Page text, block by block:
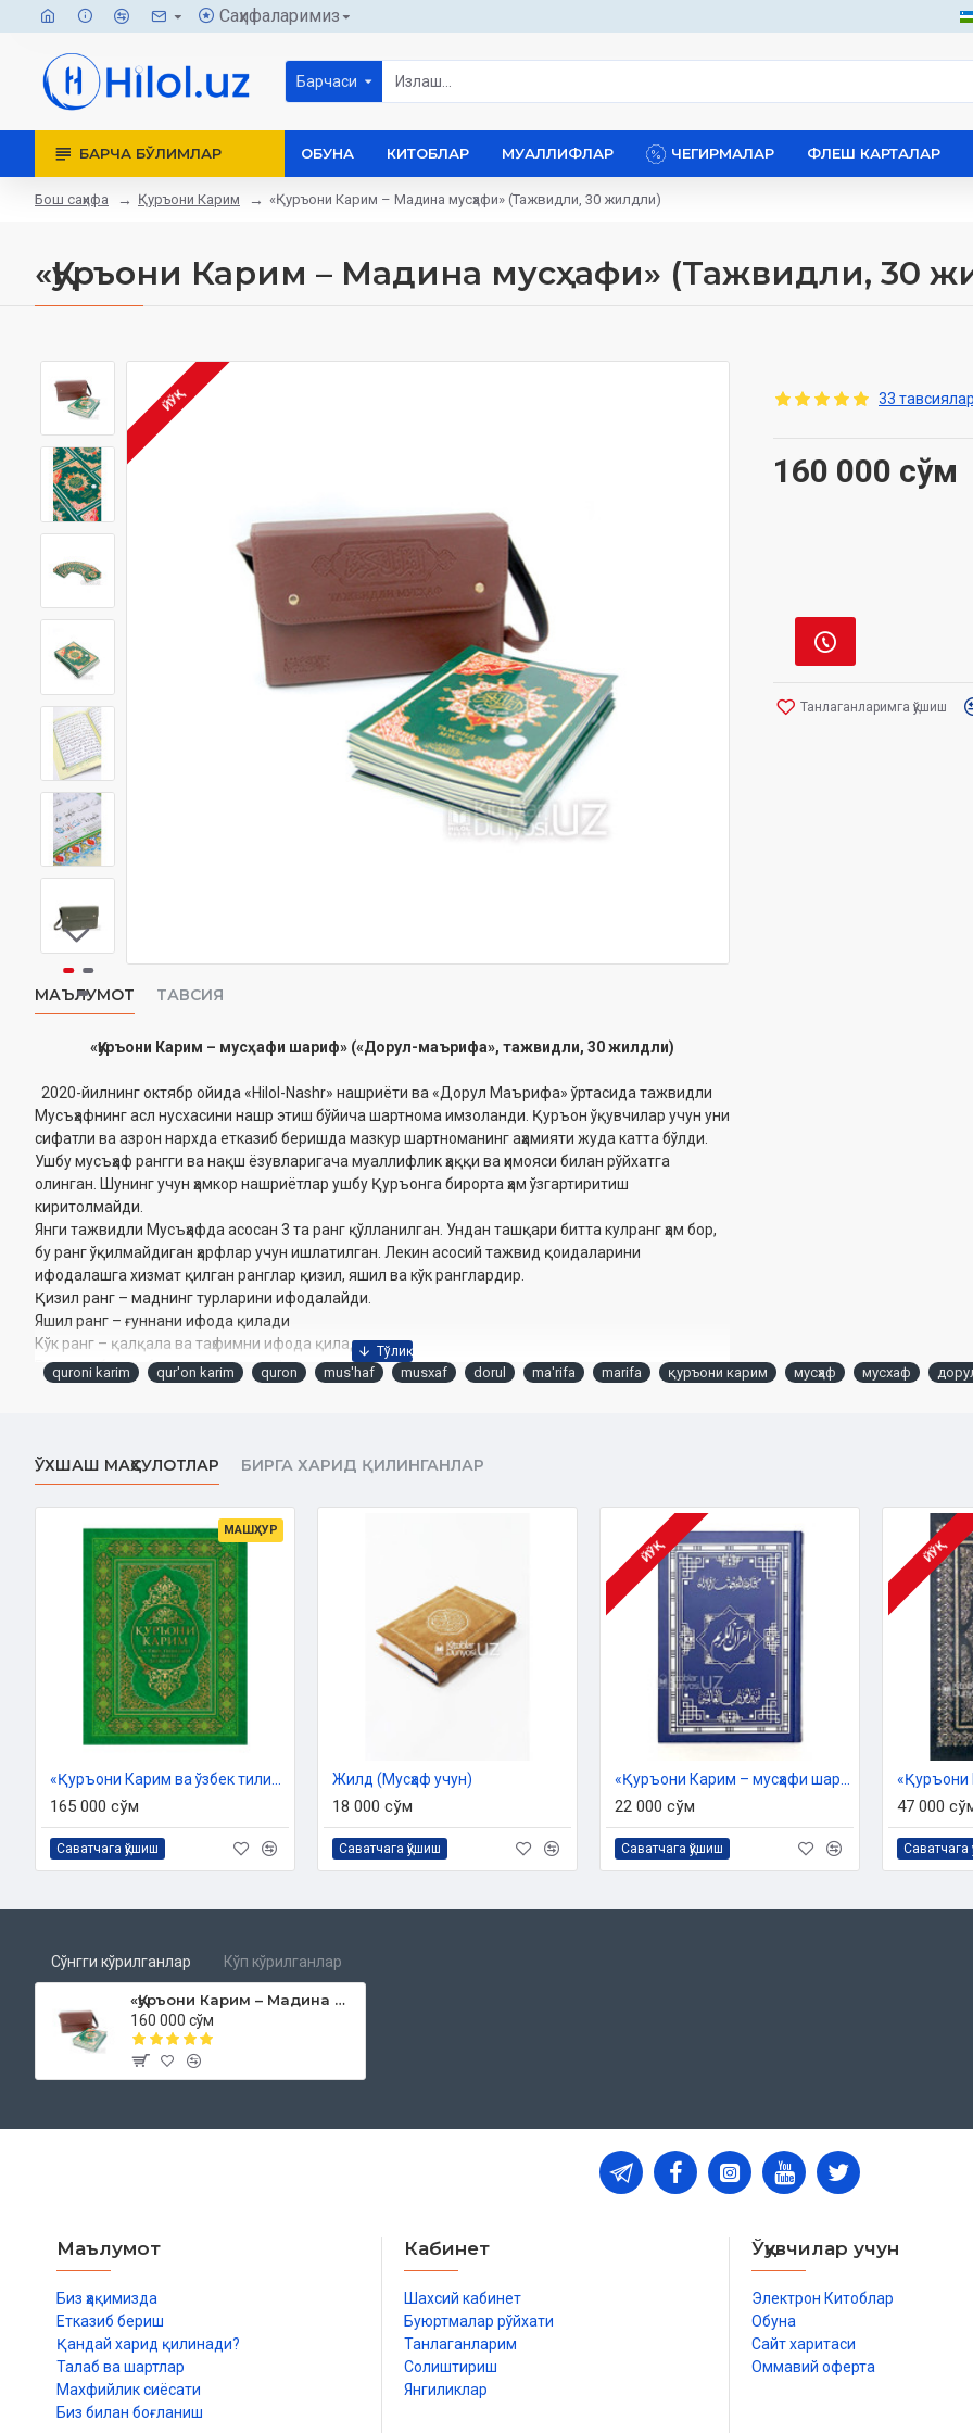
Саҳифаларимиз
Барчаси
БАРЧА БЎЛИМЛАР ОБУНА КИТОБЛАР МУАЛЛИФЛАР ЧЕГИРМАЛАР ФЛЕШ КАРТАЛАР
Бош саҳифа Қуръони Карим «Қуръони Карим – Мадина мусҳафи» (Тажвидли, 30 жилдли)
«Қуръони Карим – Мадина мусҳафи» (Тажвидли, 30
ЙЎҚ
МАЪЛУМОТ ТАВСИЯ
«Қуръони Карим – мусҳафи шариф» («Дорул-маърифа», тажвидли, 30 жилдли)
2020-йилнинг октябр ойида «Hilol-Nashr» нашриёти ва «Дорул Маърифа» ўртасида тажвидли
Мусъҳафнинг асл нусхасини нашр этиш бўйича шартнома имзоланди. Қуръон ўқувчилар учун уни
сифатли ва азрон нархда етказиб беришда мазкур шартноманинг аҳамияти жуда катта бўлди.
Ушбу мусъҳаф рангги ва нақш ёзувларигача муаллифлик ҳаққи ва ҳимояси билан рўйхатга
олинган. Шунинг учун ҳамкор нашриётлар ушбу Қуръонга бирорта ҳам ўзгартиритиш
киритолмайди.
Янги тажвидли Мусъҳафда асосан 3 та ранг қўлланилган. Ундан ташқари битта кулранг ҳам бор,
бу ранг ўқилмайдиган ҳарфлар учун ишлатилган. Лекин асосий тажвид қоидаларини
ифодалашга хизмат қилган ранглар қизил, яшил ва кўк ранглардир.
Қизил ранг – маднинг турларини ифодалайди.
Яшил ранг – ғуннани ифода қилади
Кўк ранг – қалқала ва таҳфимни ифода қилади.
Ранглар баъзи бир қоидаларни ифодалашда тусларга ажратилган, сал тўқроқ, очроқ. Лекин
• 30 пора алоҳида қилинган, яъни 30 та китоб бўлади. Бу, айниқса, жамоат билан Қуръон хатм
қилинганда жуда асқотади;
• Махсус қутида чиқарилмода. Бу Мусҳафни ўзингиз билан олиб юришингиз учун қулайдир;
• Янги Мусҳафнинг поралари алоҳида қилингани ёш, бўлажак қорилар учун Қуръонни ёдлаш
даврида китоблари уриниб кетишини олдини олади (бир порани ёдлаб бўлгач, кейинги порани
олиб ёдлайди);
• Янги Мусҳафнинг поралари алоҳида бўлса ҳам асл Қуръони Каримнинг бетлари билан бир
хилдир. Бу ўқувчи учун адашиб кетишнинг олдини олади.
«Hilol-Nashr» ва «Дорул Маърифа» нашриётларининг мақсади сизларга сифатли ва арзон
Сана: 2023 йил (2021)
Ўлчами:24x17 см (70х100 1/16)
ISBN:978-9943-4797-0-8
Муқоваси:юмшоқ
Аллоҳ таолонинг инояти билан бир неча йиллик уринишлардан сўнг «Дорул-маърифа» нашриёти
ушбу мусҳафи шарифни тайёрлаб, сиз азизларга тақдим этмоқда. Мақсадимиз ‒ Қуръонни
ўқувчиларга тиловат асносида Ҳафс ибн Сулаймон ибн Муғийра ал-Асадий ал-Куфий тобеъий
Осим ибн Абу Нажуд Куфийдан ривоят қилган қироатга мувофиқ, тажвид аҳкомларига риоя
этишда ёрдам беришдир. Осим бу қироатни Абу Абдурраҳмон ибн Ҳабиб Суламийдан, у Усмон
Тўқ қизил ранг лозим мад ўринларига ишора қилади. Лозим мад 6 ҳаракат чўзиб ўқилади. Бир
Оч қизил ранг вожиб мад ўринларига ишора қилади. Вожиб мад 4, 5 ҳаракат чўзилади. Бу қоида
Шотибий тариқига кўра, муттасил мадни ҳам, мунфасил мадни ҳам, катта силани ҳам ўз ичига
Масалан:
Зарғалдоқ ранг жоиз мад ўринларига ишора қилади. Жоиз мадни 2, 4 ёки 6 ҳаракат чўзиш жоиз.
Жоиз мад ориз сукунли мад ҳамда лийн маддан иборатдир. Масалан:
Оч зарғалдоқ ранг баъзи табиий мадларга ҳамда кичик силага ишора қилади. Хусусан, бу ранг
аслида мусҳафларни ёзган котиблар Усмон мусҳафида ёзмай кетган ва кейинроқ завобит илми
уламолари қўшган ҳарфларни англатади. Биз уларни 2 ҳаракат чўзиш вожиблигига ишора
33
160 000 сўм
Танлаганларимга қўшиш
quroni karim qur'on karim quron mus'haf musxaf dorul ma'rifa marifa қуръони карим мусҳаф мусхаф
ЎХШАШ МАҲСУЛОТЛАР БИРГА ХАРИД ҚИЛИНГАНЛАР
МАШҲУР
165 000 сўм
Саватчага қўшиш
Жилд (Мусҳаф учун)
18 000 сўм
Саватчага қўшиш
ЙЎҚ
22 000 сўм
Саватчага қўшиш
ЙЎҚ
47 000
Саватчага
Сўнгги кўрилганлар Кўп кўрилганлар
«Қуръони Карим – Мадина мусҳафи» (Тажвидли, 30 жилдли)
160 000 сўм
Маълумот
Биз ҳақимизда
Етказиб бериш
Қандай харид қилинади?
Талаб ва шартлар
Махфийлик сиёсати
Биз билан боғланиш
Кабинет
Шахсий кабинет
Буюртмалар рўйхати
Танлаганларим
Солиштириш
Янгиликлар
Ўқувчилар учун
Электрон Китоблар
Обуна
Сайт харитаси
Оммавий оферта